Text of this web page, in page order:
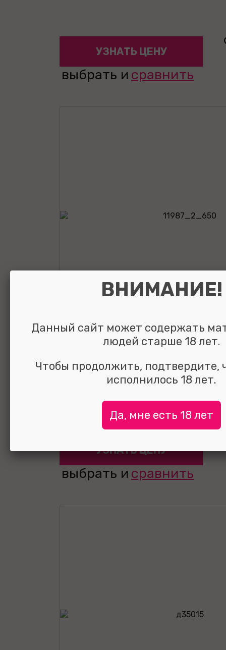
УЗНАТЬ ЦЕНУ
выбрать и сравнить
Анальная
кристаллом
Plug Diamond
УЗНАТЬ ЦЕНУ
выбрать и сравнить
ВНИМАНИЕ!
Данный сайт может содержать
людей старше 18 лет.
Чтобы продолжить, подтвердите,
исполнилось 18 лет.
Да, мне есть 18 лет